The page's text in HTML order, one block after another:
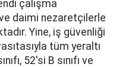
çalışma
daimi nezaretçilerle
Yine, iş güvenliği
tüm yeraltı
52'si B sınıfı ve